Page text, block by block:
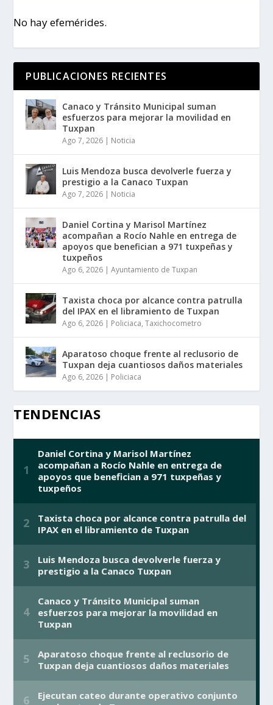
No hay efemérides.
PUBLICACIONES RECIENTES
Canaco y Tránsito Municipal suman
esfuerzos para mejorar la movilidad en
Tuxpan
Ago 7, 2026 | Noticia
Luis Mendoza busca devolverle fuerza y
prestigio a la Canaco Tuxpan
Ago 7, 2026 | Noticia
Daniel Cortina y Marisol Martínez
acompañan a Rocío Nahle en entrega de
apoyos que benefician a 971 tuxpeñas y
tuxpeños
Ago 6, 2026 |Ayuntamiento de Tuxpan
Taxista choca por alcance contra patrulla
del IPAX en el libramiento de Tuxpan
Ago 6, 2026 | Policiaca,Taxichocometro
Aparatoso choque frente al reclusorio de
Tuxpan deja cuantiosos daños materiales
Ago 6, 2026 | Policiaca
TENDENCIAS